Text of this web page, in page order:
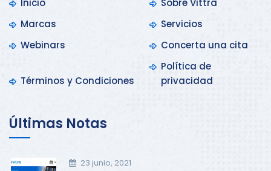
Inicio
Sobre Vittra
Marcas
Servicios
Webinars
Concerta una cita
Términos y Condiciones
Política de
privacidad
Últimas Notas
23 junio, 2021